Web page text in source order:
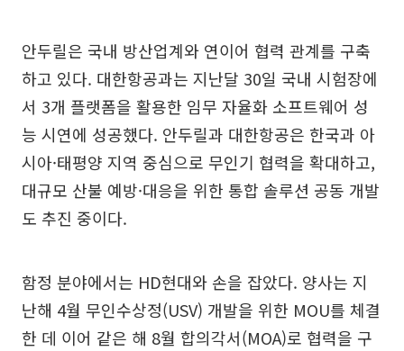
안두릴은 국내 방산업계와 연이어 협력 관계를 구축
하고 있다. 대한항공과는 지난달 30일 국내 시험장에
서 3개 플랫폼을 활용한 임무 자율화 소프트웨어 성
능 시연에 성공했다. 안두릴과 대한항공은 한국과 아
시아·태평양 지역 중심으로 무인기 협력을 확대하고,
대규모 산불 예방·대응을 위한 통합 솔루션 공동 개발
도 추진 중이다.
함정 분야에서는 HD현대와 손을 잡았다. 양사는 지
난해 4월 무인수상정(USV) 개발을 위한 MOU를 체결
한 데 이어 같은 해 8월 합의각서(MOA)로 협력을 구